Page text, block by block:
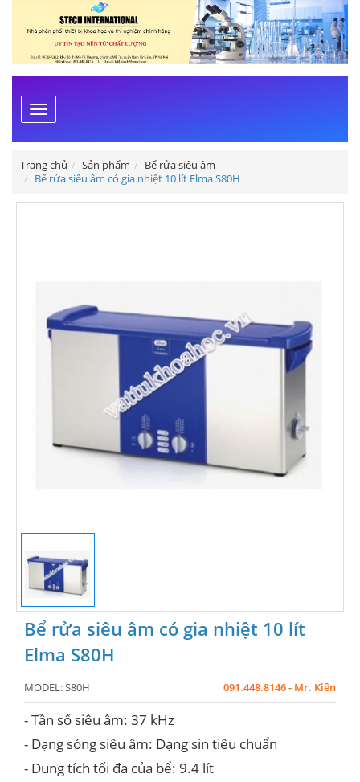
Toggle
navigation
Trang chủ Sản phẩm
Bể rửa siêu âm
Bể rửa siêu âm có gia nhiệt 10 lít Elma S80H
Bể rửa siêu âm có gia nhiệt 10 lít
Elma S80H
MODEL:S80H 091.448.8146 - Mr. Kiên
- Tần số siêu âm: 37 kHz
- Dạng sóng siêu âm: Dạng sin tiêu chuẩn
- Dung tích tối đa của bể: 9.4 lít